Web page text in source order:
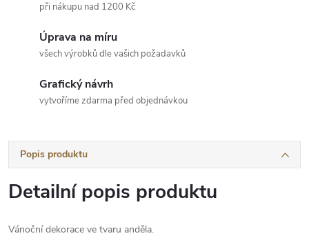
při nákupu nad 1200 Kč
Úprava na míru
všech výrobků dle vašich požadavků
Grafický návrh
vytvoříme zdarma před objednávkou
Popis produktu
Detailní popis produktu
Vánoční dekorace ve tvaru anděla.